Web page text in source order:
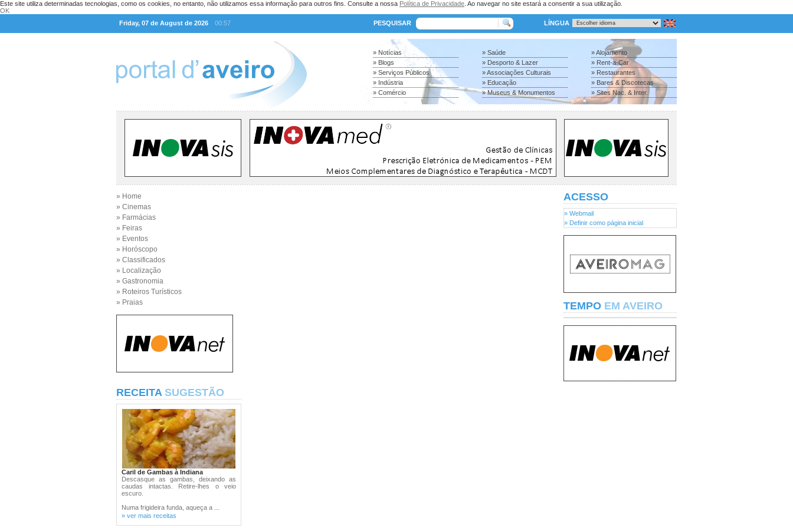
Este site utiliza determinadas tecnologias, como os cookies, no entanto, não utilizamos essa informação para outros fins. Consulte a nossa Política de Privacidade . Ao navegar no site estará a consentir a sua utilização.
OK
Friday, 07 de August de 2026
00:57 PESQUISAR LÍNGUA
» Notícias
» Blogs
» Serviços Públicos
» Indústria
» Comércio
» Saúde
» Desporto & Lazer
» Associações Culturais
» Educação
» Museus & Monumentos
» Alojamento
» Rent-a-Car
» Restaurantes
» Bares & Discotecas
» Sites Nac. & Inter.
» Home
» Cinemas
» Farmácias
» Feiras
» Eventos
» Horóscopo
» Classificados
» Localização
» Gastronomia
» Roteiros Turísticos
» Praias
RECEITA SUGESTÃO
Caril de Gambas à Indiana
Descasque as gambas, deixando as
caudas intactas. Retire-lhes o veio
escuro.
Numa frigideira funda, aqueça a ...
» ver mais receitas
ACESSO
» Webmail
» Definir como página inicial
TEMPO EM AVEIRO